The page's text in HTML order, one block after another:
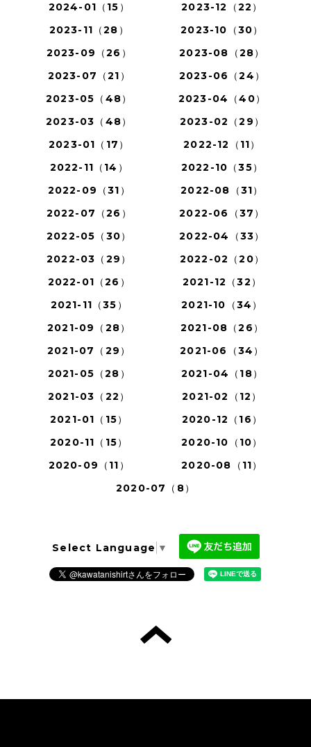
2024-01（15）
2023-12（22）
2023-11（28）
2023-10（30）
2023-09（26）
2023-08（28）
2023-07（21）
2023-06（24）
2023-05（48）
2023-04（40）
2023-03（48）
2023-02（29）
2023-01（17）
2022-12（11）
2022-11（14）
2022-10（35）
2022-09（31）
2022-08（31）
2022-07（26）
2022-06（37）
2022-05（30）
2022-04（33）
2022-03（29）
2022-02（20）
2022-01（26）
2021-12（32）
2021-11（35）
2021-10（34）
2021-09（28）
2021-08（26）
2021-07（29）
2021-06（34）
2021-05（28）
2021-04（18）
2021-03（22）
2021-02（12）
2021-01（15）
2020-12（16）
2020-11（15）
2020-10（10）
2020-09（11）
2020-08（11）
2020-07（8）
Select Language ▼